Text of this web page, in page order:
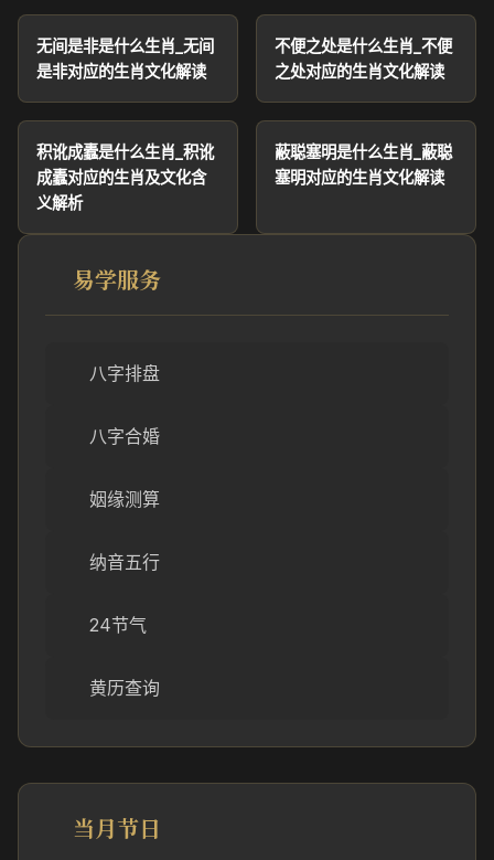
无间是非是什么生肖_无间
是非对应的生肖文化解读
不便之处是什么生肖_不便
之处对应的生肖文化解读
积讹成蠹是什么生肖_积讹
成蠹对应的生肖及文化含
义解析
蔽聪塞明是什么生肖_蔽聪
塞明对应的生肖文化解读
易学服务
八字排盘
八字合婚
姻缘测算
纳音五行
24节气
黄历查询
当月节日